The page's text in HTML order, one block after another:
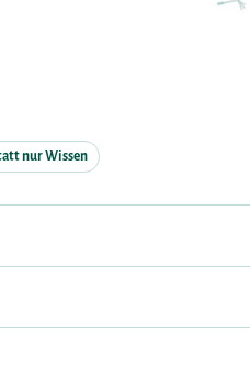
nur Wissen